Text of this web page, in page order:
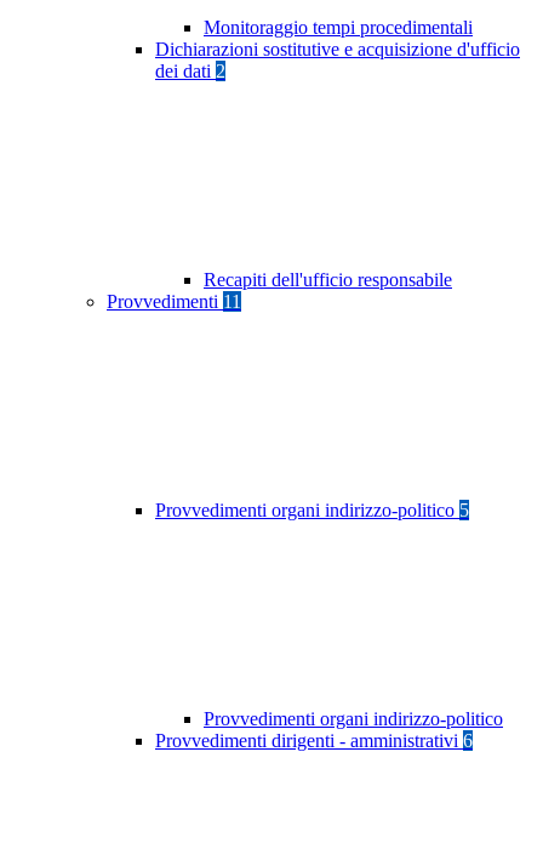
Monitoraggio tempi procedimentali
Dichiarazioni sostitutive e acquisizione d'ufficio
dei dati 2
Recapiti dell'ufficio responsabile
Provvedimenti 11
Provvedimenti organi indirizzo-politico 5
Provvedimenti organi indirizzo-politico
Provvedimenti dirigenti - amministrativi 6